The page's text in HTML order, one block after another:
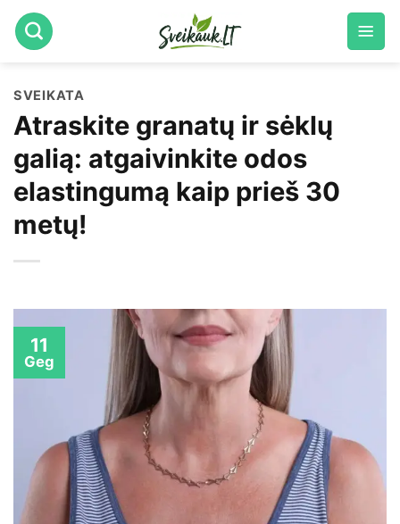
Skip
to
SVEIKATA
Atraskite granatų ir sėklų
galią: atgaivinkite odos
elastingumą kaip prieš 30
metų!
11
Geg